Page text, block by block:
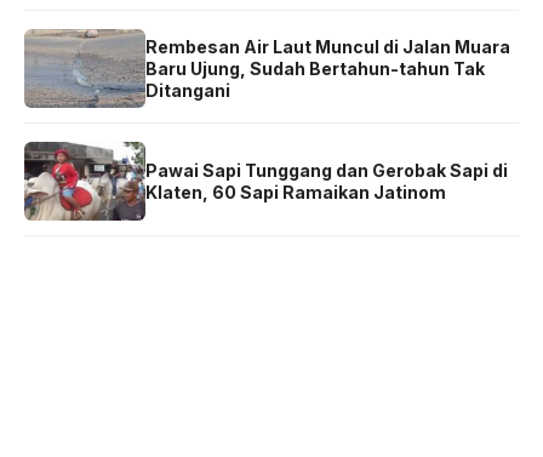
Rembesan Air Laut Muncul di Jalan Muara
Baru Ujung, Sudah Bertahun-tahun Tak
Ditangani
Pawai Sapi Tunggang dan Gerobak Sapi di
Klaten, 60 Sapi Ramaikan Jatinom